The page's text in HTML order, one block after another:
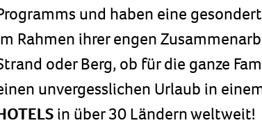
und haben eine
Rahmen ihrer engen
oder Berg, ob für die ganze
unvergesslichen Urlaub in
in über 30 Ländern weltweit!